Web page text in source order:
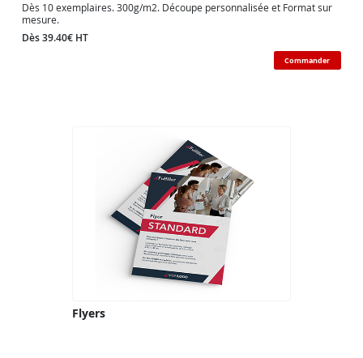
Dès 10 exemplaires. 300g/m2. Découpe personnalisée et Format sur
mesure.
Dès 39.40€ HT
Commander
Flyers